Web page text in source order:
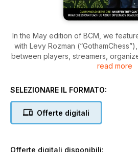
In the May edition of BCM, we
with Levy Rozman
between players, streamers,
game. Editor Milan Dinic examines
means for the game's future.
Aleksandar Colovic reports on Ju
defence of her Women’s World
Horse' puzzle and remember
read more
SELEZIONARE IL FORMATO:
Offerte digitali
Offerte digitali disponibili: